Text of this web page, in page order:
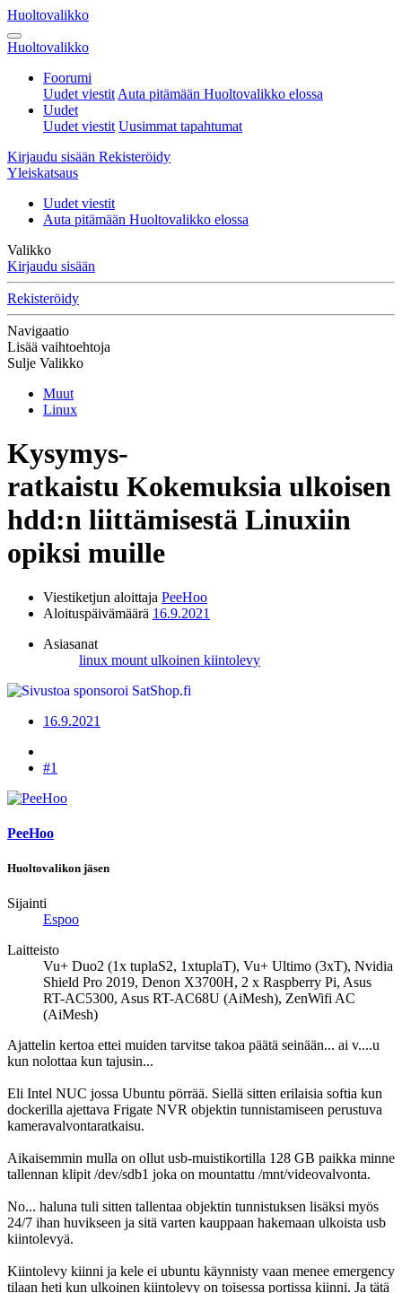
Huoltovalikko
Huoltovalikko
Foorumi
Uudet viestit Auta pitämään Huoltovalikko elossa
Uudet
Uudet viestit Uusimmat tapahtumat
Kirjaudu sisään Rekisteröidy
Yleiskatsaus
Uudet viestit
Auta pitämään Huoltovalikko elossa
Valikko
Kirjaudu sisään
Rekisteröidy
Navigaatio
Lisää vaihtoehtoja
Sulje Valikko
Muut
Linux
Kysymys-
ratkaistu Kokemuksia ulkoisen
hdd:n liittämisestä Linuxiin
opiksi muille
Viestiketjun aloittaja PeeHoo
Aloituspäivämäärä 16.9.2021
Asiasanat
linux mount ulkoinen kiintolevy
16.9.2021
#1
PeeHoo
Huoltovalikon jäsen
Sijainti
Espoo
Laitteisto
Vu+ Duo2 (1x tuplaS2, 1xtuplaT), Vu+ Ultimo (3xT), Nvidia
Shield Pro 2019, Denon X3700H, 2 x Raspberry Pi, Asus
RT-AC5300, Asus RT-AC68U (AiMesh), ZenWifi AC
(AiMesh)
Ajattelin kertoa ettei muiden tarvitse takoa päätä seinään... ai v....u
kun nolottaa kun tajusin...
Eli Intel NUC jossa Ubuntu pörrää. Siellä sitten erilaisia softia kun
dockerilla ajettava Frigate NVR objektin tunnistamiseen perustuva
kameravalvontaratkaisu.
Aikaisemmin mulla on ollut usb-muistikortilla 128 GB paikka minne
tallennan klipit /dev/sdb1 joka on mountattu /mnt/videovalvonta.
No... haluna tuli sitten tallentaa objektin tunnistuksen lisäksi myös
24/7 ihan huvikseen ja sitä varten kauppaan hakemaan ulkoista usb
kiintolevyä.
Kiintolevy kiinni ja kele ei ubuntu käynnisty vaan menee emergency
tilaan heti kun ulkoinen kiintolevy on toisessa portissa kiinni. Ja tätä